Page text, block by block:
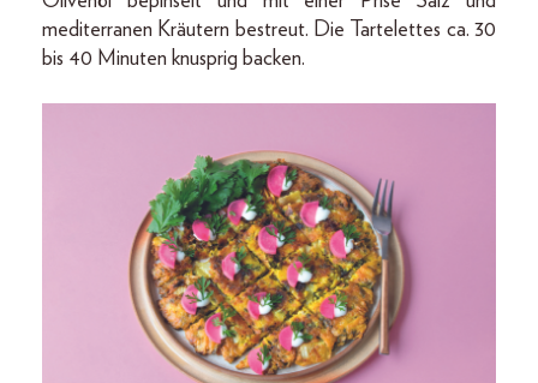
mediterranen Kräutern bestreut. Die Tartelettes ca. 30
bis 40 Minuten knusprig backen.